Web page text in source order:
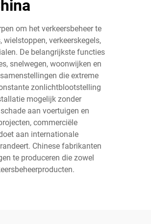
om het verkeersbeheer te
verkeerskegels,
De belangrijkste functies
snelwegen, woonwijken en
die extreme
zonlichtblootstelling
mogelijk zonder
aan voertuigen en
commerciële
aan internationale
Chinese fabrikanten
te produceren die zowel